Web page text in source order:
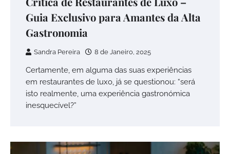
Guia Exclusivo para Amantes da Alta
Gastronomia
Sandra Pereira 8 de Janeiro, 2025
Certamente, em alguma das suas experiências
em restaurantes de luxo, já se questionou: “será
isto realmente, uma experiência gastronómica
inesquecível?”